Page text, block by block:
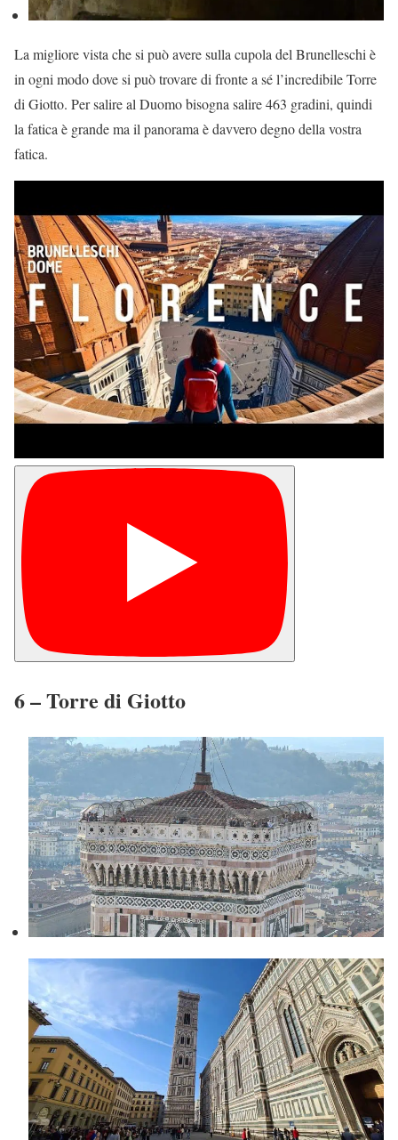
La migliore vista che si può avere sulla cupola del Brunelleschi è
in ogni modo dove si può trovare di fronte a sé l’incredibile Torre
di Giotto. Per salire al Duomo bisogna salire 463 gradini, quindi
la fatica è grande ma il panorama è davvero degno della vostra
fatica.
6 – Torre di Giotto